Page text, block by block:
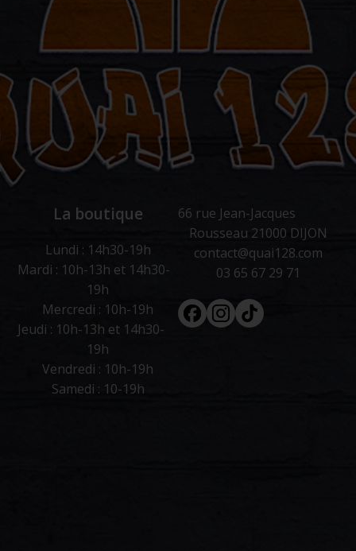
La boutique
Lundi : 14h30-19h
Mardi : 10h-13h et 14h30-
19h
Mercredi : 10h-19h
Jeudi : 10h-13h et 14h30-
19h
Vendredi : 10h-19h
Samedi : 10-19h
66 rue Jean-Jacques
Rousseau 21000 DIJON
contact@quai128.com
03 65 67 29 71
FacebookInstagram
Tiktok